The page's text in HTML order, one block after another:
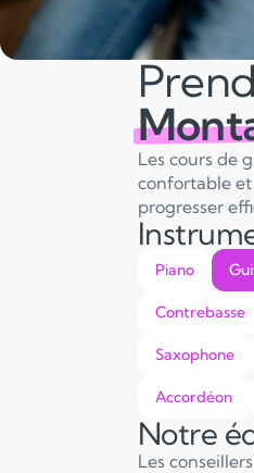
Les cours de
confortable
progresser
Piano
Contrebasse
Saxophone
Accordéon
Notre
Les